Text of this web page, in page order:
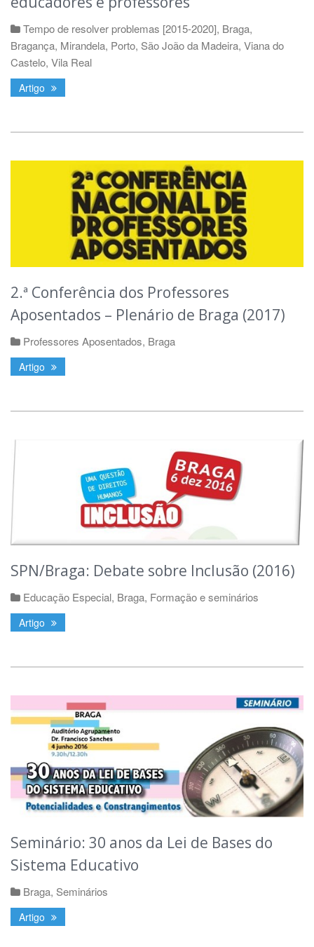
Tempo de resolver problemas [2015-2020], Braga,
Bragança, Mirandela, Porto, São João da Madeira, Viana do
Castelo, Vila Real
Artigo
2.ª Conferência dos Professores
Aposentados – Plenário de Braga (2017)
Professores Aposentados, Braga
Artigo
SPN/Braga: Debate sobre Inclusão (2016)
Educação Especial, Braga, Formação e seminários
Artigo
Seminário: 30 anos da Lei de Bases do
Sistema Educativo
Braga, Seminários
Artigo